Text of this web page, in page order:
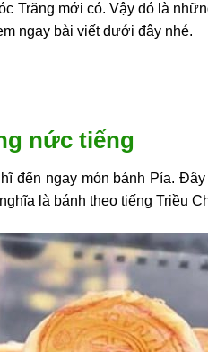
Trăng mới có. Vậy đó là
ngay bài viết dưới đây nhé.
nức tiếng
đến ngay món bánh Pía.
là bánh theo tiếng Triều